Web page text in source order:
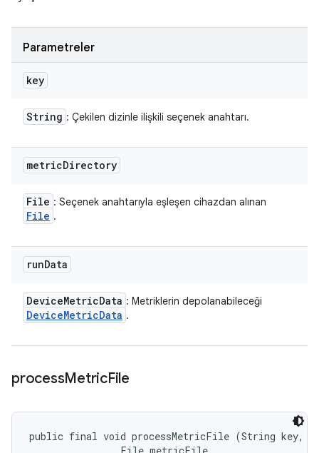
Parametreler
key
String : Çekilen dizinle ilişkili seçenek anahtarı.
metricDirectory
File : Seçenek anahtarıyla eşleşen cihazdan alınan
File .
runData
DeviceMetricData : Metriklerin depolanabileceği
DeviceMetricData .
processMetricFile
public final void processMetricFile (String key,